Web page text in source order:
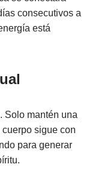
consecutivos a
está
Solo mantén una
sigue con
para generar